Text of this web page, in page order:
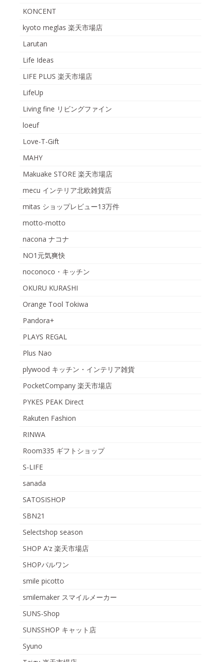
KONCENT
kyoto meglas 楽天市場店
Larutan
Life Ideas
LIFE PLUS 楽天市場店
LifeUp
Living fine リビングファイン
loeuf
Love-T-Gift
MAHY
Makuake STORE 楽天市場店
mecu インテリア北欧雑貨店
mitas ショップレビュー13万件
motto-motto
nacona ナコナ
NO1元気爽快
noconoco・キッチン
OKURU KURASHI
Orange Tool Tokiwa
Pandora+
PLAYS REGAL
Plus Nao
plywood キッチン・インテリア雑貨
PocketCompany 楽天市場店
PYKES PEAK Direct
Rakuten Fashion
RINWA
Room335 ギフトショップ
S-LIFE
sanada
SATOSISHOP
SBN21
Selectshop season
SHOP A’z 楽天市場店
SHOPパルワン
smile picotto
smilemaker スマイルメーカー
SUNS-Shop
SUNSSHOP キャット店
Syuno